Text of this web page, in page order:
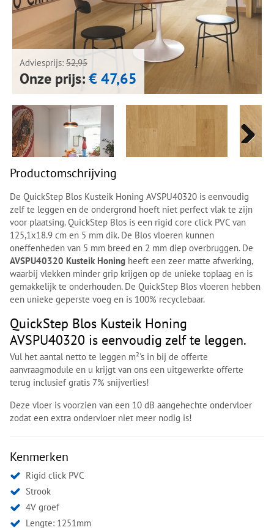
Adviesprijs: 52,95
Onze prijs:€ 47,65
Next
Next
Productomschrijving
De QuickStep Blos Kusteik Honing AVSPU40320 is eenvoudig
zelf te leggen en de ondergrond hoeft niet perfect vlak te zijn
voor plaatsing. QuickStep Blos is een rigid core click PVC van
125,1x18.9 cm en 5 mm dik. De Blos vloeren kunnen
oneffenheden van 5 mm breed en 2 mm diep overbruggen. De
AVSPU40320 Kusteik Honing heeft een zeer matte afwerking,
waarbij vlekken minder grip krijgen op de unieke toplaag en is
gemakkelijk te onderhouden. De QuickStep Blos vloeren hebben
een unieke geperste voeg en is 100% recyclebaar.
QuickStep Blos Kusteik Honing
AVSPU40320 is eenvoudig zelf te leggen.
Vul het aantal netto te leggen m²'s in bij de offerte
aanvraagmodule en u krijgt van ons een uitgewerkte offerte
terug inclusief gratis 7% snijverlies!
Deze vloer is voorzien van een 10 dB aangehechte ondervloer
zodat een extra ondervloer niet meer nodig is!
Kenmerken
Rigid click PVC
Strook
4V groef
Lengte: 1251mm